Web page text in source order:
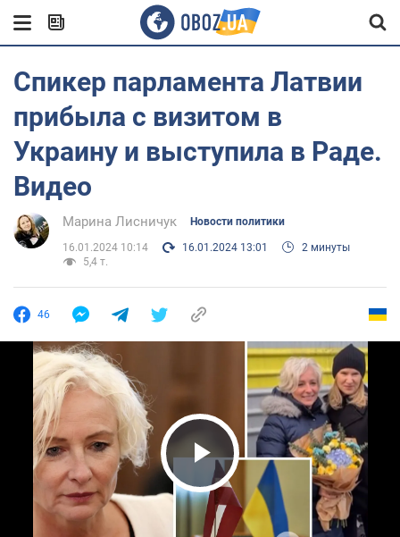
Спикер парламента Латвии
прибыла с визитом в
Украину и выступила в Раде.
Видео
Марина Лисничук Новости политики
16.01.2024 10:14 16.01.2024 13:01
2 минуты
5,4 т.
46
Play Video